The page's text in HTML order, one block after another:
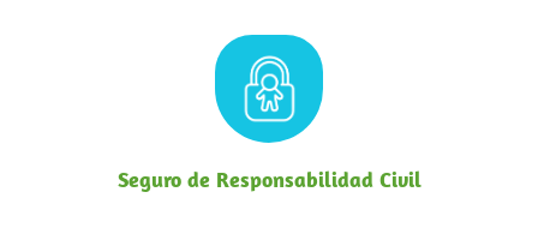
Seguro de Responsabilidad Civil